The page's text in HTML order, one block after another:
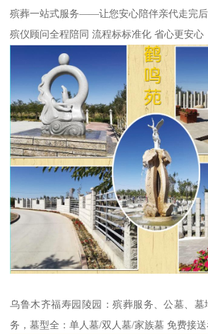
殡葬一站式服务——让您安心陪伴亲代走完
殡仪顾问全程陪同 流程标标准化 省心更安心
乌鲁木齐福寿园陵园：殡葬服务、公墓、
务，墓型全：单人墓/双人墓/家族墓 免费接